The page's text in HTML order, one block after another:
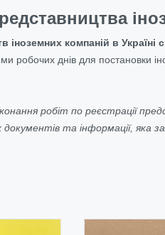
іноземних компаній в Україні
робочих днів для постановки
робіт по реєстрації
документів та інформації, яка